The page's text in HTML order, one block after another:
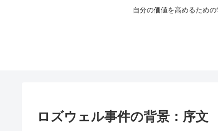
自分の価値を高めるため
ロズウェル事件の背景：序文